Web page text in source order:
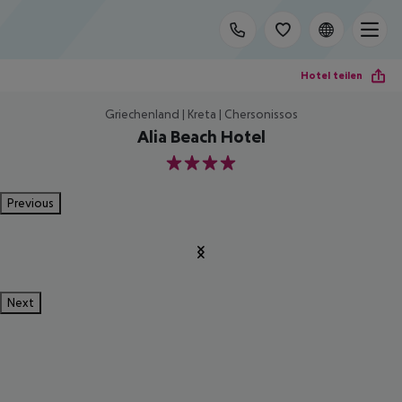
Hotel teilen
Griechenland | Kreta | Chersonissos
Alia Beach Hotel
4
Previous
Next